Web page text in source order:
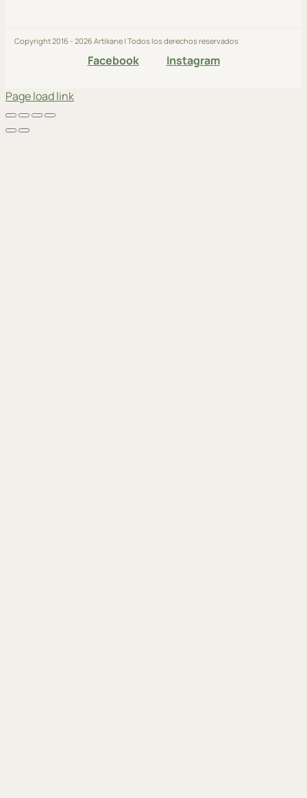
Copyright 2016 - 2026 Artikane | Todos los derechos reservados
Facebook Instagram
Page load link